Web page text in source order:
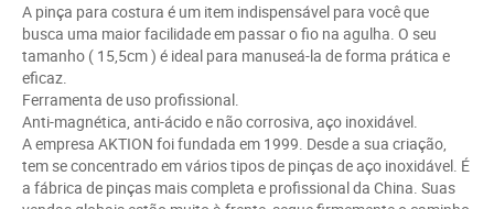
A pinça para costura é um item indispensável para você que
busca uma maior facilidade em passar o fio na agulha. O seu
tamanho ( 15,5cm ) é ideal para manuseá-la de forma prática e
eficaz.
Ferramenta de uso profissional.
Anti-magnética, anti-ácido e não corrosiva, aço inoxidável.
A empresa AKTION foi fundada em 1999. Desde a sua criação,
tem se concentrado em vários tipos de pinças de aço inoxidável. É
a fábrica de pinças mais completa e profissional da China. Suas